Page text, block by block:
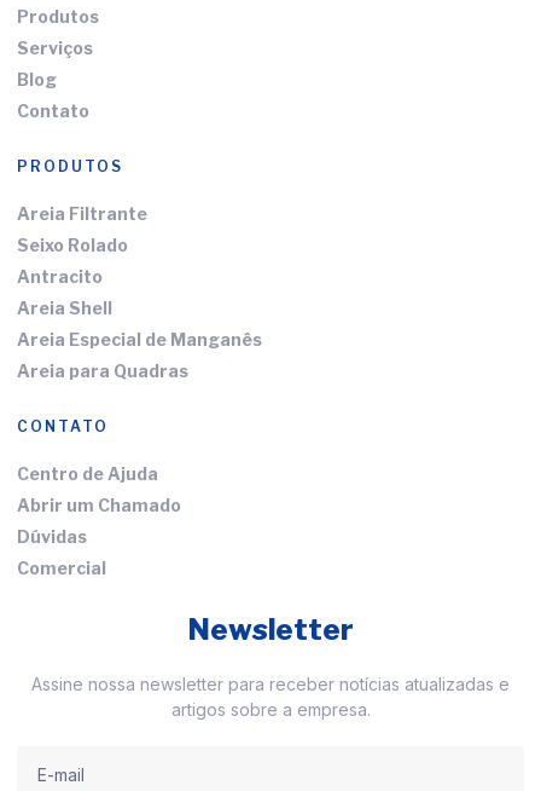
Produtos
Serviços
Blog
Contato
PRODUTOS
Areia Filtrante
Seixo Rolado
Antracito
Areia Shell
Areia Especial de Manganês
Areia para Quadras
CONTATO
Centro de Ajuda
Abrir um Chamado
Dúvidas
Comercial
Newsletter
Assine nossa newsletter para receber notícias atualizadas e
artigos sobre a empresa.